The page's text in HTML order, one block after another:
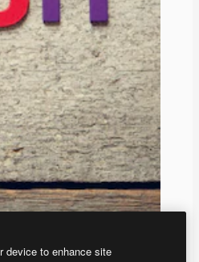
device to enhance site